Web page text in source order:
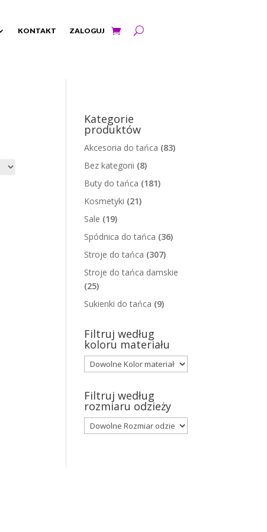
KONTAKT ZALOGUJ
Kategorie
produktów
Akcesoria do tańca (83)
Bez kategorii (8)
Buty do tańca (181)
Kosmetyki (21)
Sale (19)
Spódnica do tańca (36)
Stroje do tańca (307)
Stroje do tańca damskie
(25)
Sukienki do tańca (9)
Filtruj według
koloru materiału
Filtruj według
rozmiaru odzieży